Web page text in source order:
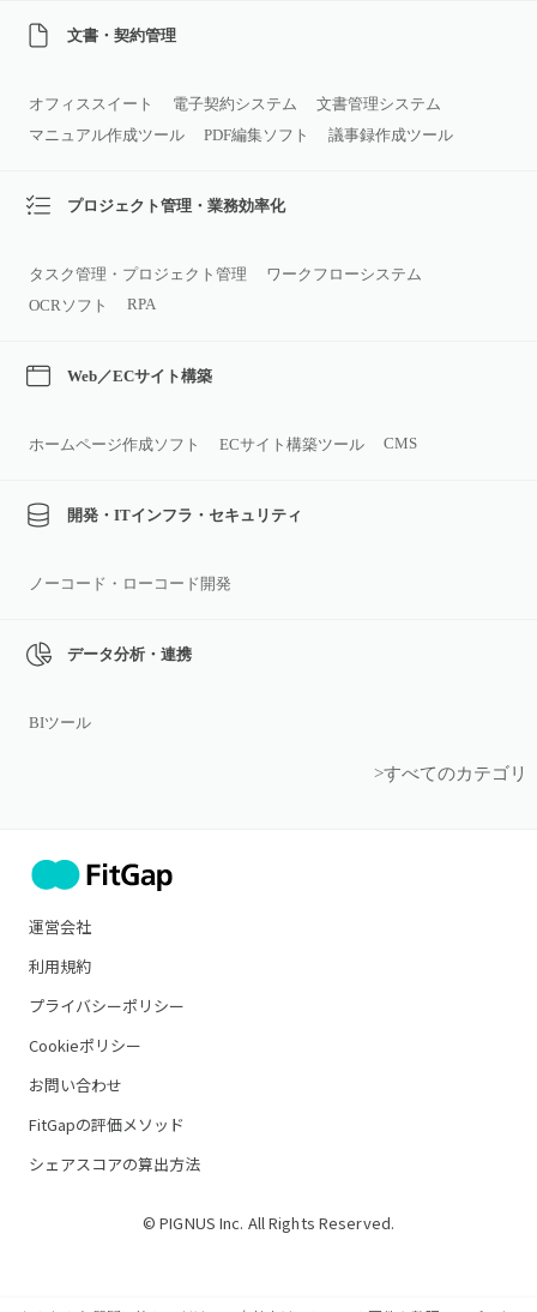
文書・契約管理
オフィススイート 電子契約システム
文書管理システム
マニュアル作成ツール
PDF編集ソフト 議事録作成ツール
プロジェクト管理・業務効率化
タスク管理・プロジェクト管理
ワークフローシステム
OCRソフト
RPA
Web／ECサイト構築
ホームページ作成ソフト ECサイト構築ツール CMS
開発・ITインフラ・セキュリティ
ノーコード・ローコード開発
データ分析・連携
BIツール
>すべてのカテゴリ
運営会社
利用規約
プライバシーポリシー
Cookieポリシー
お問い合わせ
FitGapの評価メソッド
シェアスコアの算出方法
© PIGNUS Inc. All Rights Reserved.